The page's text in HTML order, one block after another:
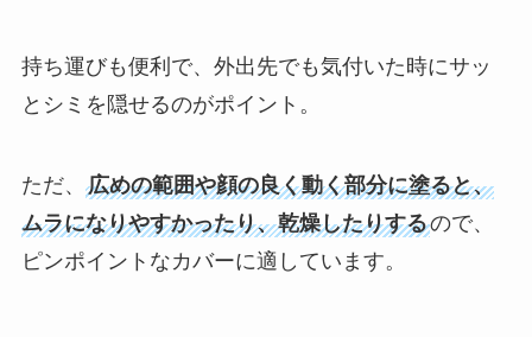
持ち運びも便利で、外出先でも気付いた時にサッ
とシミを隠せるのがポイント。
ただ、 広めの範囲や顔の良く動く部分に塗ると、
ムラになりやすかったり、乾燥したりするので、
ピンポイントなカバーに適しています。